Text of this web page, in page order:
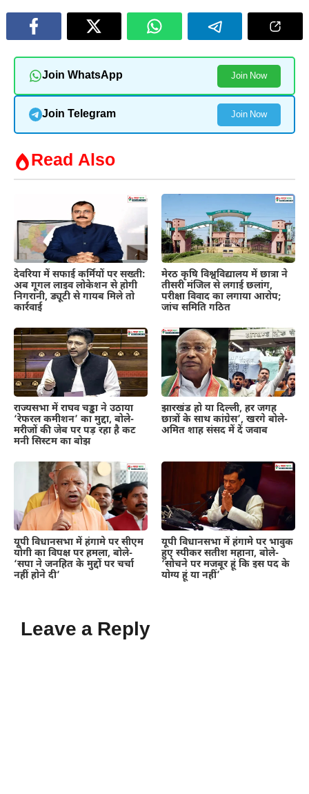
Join WhatsApp Join Now
Join Telegram Join Now
Read Also
देवरिया में सफाई कर्मियों पर सख्ती:
अब गूगल लाइव लोकेशन से होगी
निगरानी, ड्यूटी से गायब मिले तो
कार्रवाई
मेरठ कृषि विश्वविद्यालय में छात्रा ने
तीसरी मंजिल से लगाई छलांग,
परीक्षा विवाद का लगाया आरोप;
जांच समिति गठित
राज्यसभा में राघव चड्ढा ने उठाया
‘रेफरल कमीशन’ का मुद्दा, बोले-
मरीजों की जेब पर पड़ रहा है कट
मनी सिस्टम का बोझ
झारखंड हो या दिल्ली, हर जगह
छात्रों के साथ कांग्रेस’, खरगे बोले-
अमित शाह संसद में दें जवाब
यूपी विधानसभा में हंगामे पर सीएम
योगी का विपक्ष पर हमला, बोले-
‘सपा ने जनहित के मुद्दों पर चर्चा
नहीं होने दी’
यूपी विधानसभा में हंगामे पर भावुक
हुए स्पीकर सतीश महाना, बोले-
‘सोचने पर मजबूर हूं कि इस पद के
योग्य हूं या नहीं’
Leave a Reply